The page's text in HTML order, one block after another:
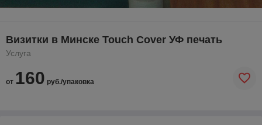
Визитки в Минске Touch Cover УФ печать
Услуга
от 160 руб./упаковка